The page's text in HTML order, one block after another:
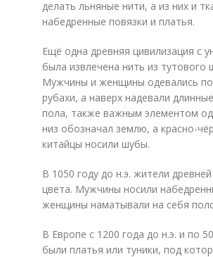
делать льняные нити, а из них и
набедренные повязки и платья.
Ещё одна древняя цивилизация с
была извлечена нить из тутового
Мужчины и женщины одевались
рубахи, а наверх надевали
пола, также важным элементом
низ обозначал землю, а красно-
китайцы носили шубы.
В 1050 году до н.э. жители
цвета. Мужчины носили
женщины наматывали на себя
В Европе с 1200 года до н.э. и по
были платья или туники, под